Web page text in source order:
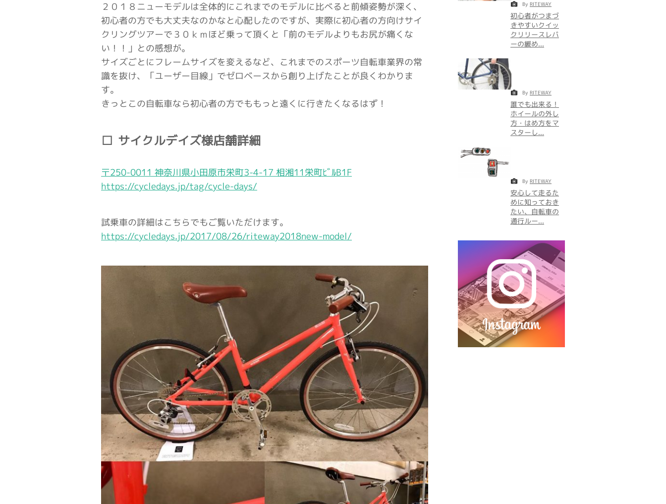
２０１８ニューモデルは全体的にこれまでのモデルに比べると前傾姿勢が深く、
初心者の方でも大丈夫なのかなと心配したのですが、実際に初心者の方向けサイ
クリングツアーで３０ｋｍほど乗って頂くと「前のモデルよりもお尻が痛くな
い！！」との感想が。
サイズごとにフレームサイズを変えるなど、これまでのスポーツ自転車業界の常
識を抜け、「ユーザー目線」でゼロベースから創り上げたことが良くわかりま
す。
きっとこの自転車なら初心者の方でももっと遠くに行きたくなるはず！
サイクルデイズ様店舗詳細
〒250-0011 神奈川県小田原市栄町3-4-17 相湘11栄町ﾋﾞﾙB1F
https://cycledays.jp/tag/cycle-days/
試乗車の詳細はこちらでもご覧いただけます。
https://cycledays.jp/2017/08/26/riteway2018new-model/
By RITEWAY
初心者がつまづ
きやすいクイッ
クリリースレバ
ーの緩め...
By RITEWAY
誰でも出来る！
ホイールの外し
方・はめ方をマ
スターし...
By RITEWAY
安心して走るた
めに知っておき
たい、自転車の
通行ルー...